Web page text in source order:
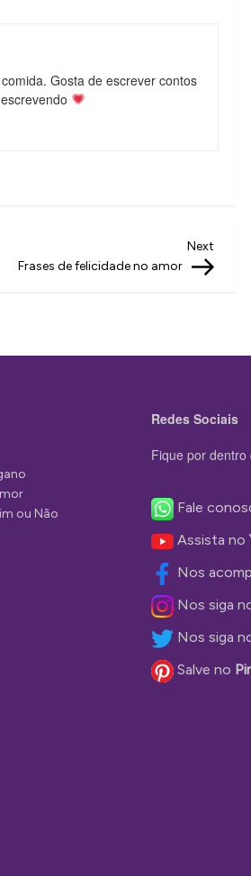
Gosta de escrever contos
Post
Next
Frases de felicidade no amor
ou Não
Redes Sociais
Fique por
Fale
Assista no
Nos
Nos siga
Nos siga
Salve no